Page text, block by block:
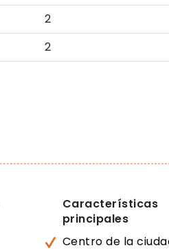
2
2
Características
principales
Centro de la